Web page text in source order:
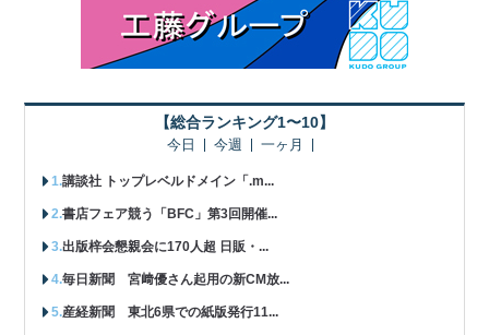
【総合ランキング1〜10】
今日 今週 一ヶ月
講談社 トップレベルドメイン「.m...
書店フェア競う「BFC」第3回開催...
出版梓会懇親会に170人超 日販・...
毎日新聞 宮﨑優さん起用の新CM放...
産経新聞 東北6県での紙版発行11...